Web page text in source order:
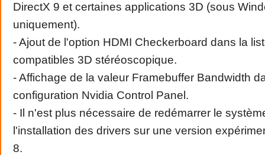
DirectX 9 et certaines applications 3D (sous
uniquement).
- Ajout de l'option HDMI Checkerboard dans la
compatibles 3D stéréoscopique.
- Affichage de la valeur Framebuffer Bandwidth
configuration Nvidia Control Panel.
- Il n'est plus nécessaire de redémarrer le
l'installation des drivers sur une version
8.